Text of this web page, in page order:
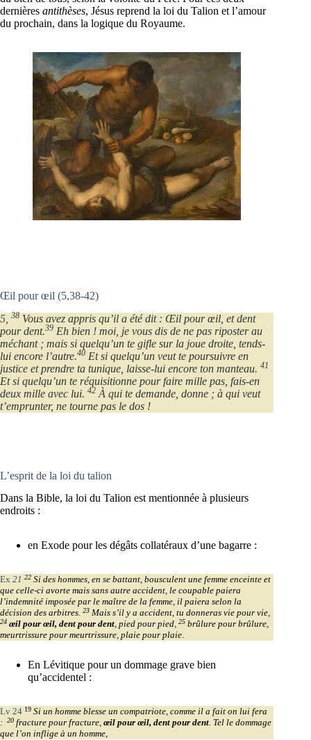
dernières antithèses, Jésus reprend la loi du Talion et l’amour
du prochain, dans la logique du Royaume.
Œil pour œil (5,38-42)
5 38 Vous avez appris qu’il a été dit : Œil pour œil, et dent
pour dent.39 Eh bien ! moi, je vous dis de ne pas riposter au
méchant ; mais si quelqu’un te gifle sur la joue droite, tends-
lui encore l’autre.40 Et si quelqu’un veut te poursuivre en
justice et prendre ta tunique, laisse-lui encore ton manteau. 41
Et si quelqu’un te réquisitionne pour faire mille pas, fais-en
deux mille avec lui. 42 À qui te demande, donne ; à qui veut
t’emprunter, ne tourne pas le dos !
L’esprit de la loi du talion
Dans la Bible, la loi du Talion est mentionnée à plusieurs
endroits :
en Exode pour les dégâts collatéraux d’une bagarre :
Ex 21 22 Si des hommes, en se battant, bousculent une femme enceinte et
que celle-ci avorte mais sans autre accident, le coupable paiera
l’indemnité imposée par le maître de la femme, il paiera selon la
décision des arbitres. 23 Mais s’il y a accident, tu donneras vie pour vie,
24 œil pour œil, dent pour dent, pied pour pied, 25 brûlure pour brûlure,
meurtrissure pour meurtrissure, plaie pour plaie.
En Lévitique pour un dommage grave bien
qu’accidentel :
Lv 24 19 Si un homme blesse un compatriote, comme il a fait on lui fera
:
20 fracture pour fracture, œil pour œil, dent pour dent. Tel le dommage
que l’on inflige à un homme,